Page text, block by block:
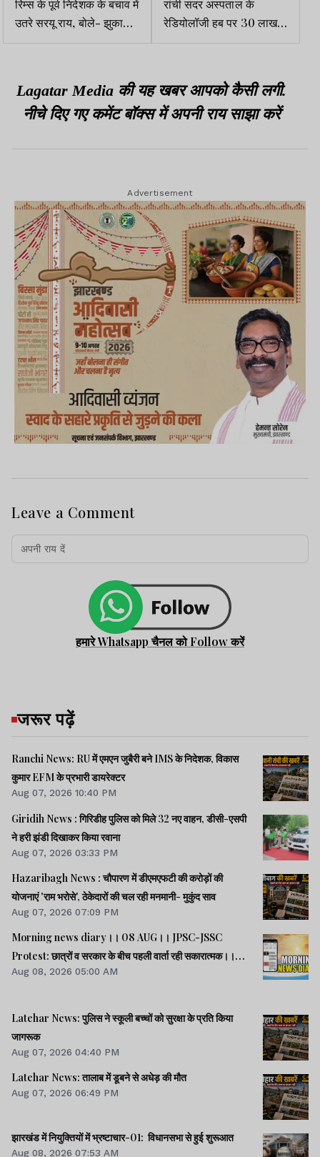
रिम्स के पूर्व निदेशक के बचाव में
उतरे सरयू राय, बोले- झुका
नहीं सके तो CID भेज दिया
रांची सदर अस्पताल के
रेडियोलॉजी हब पर 30 लाख
खर्च करेगी सरकार
Lagatar Media की यह खबर आपको कैसी लगी.
नीचे दिए गए कमेंट बॉक्स में अपनी राय साझा करें
Advertisement
Leave a Comment
हमारे Whatsapp चैनल को Follow करें
जरूर पढ़ें
Ranchi News: RU में एमएन जुबैरी बने IMS के निदेशक, विकास
कुमार EFM के प्रभारी डायरेक्टर
Aug 07, 2026 10:40 PM
Giridih News : गिरिडीह पुलिस को मिले 32 नए वाहन, डीसी-एसपी
ने हरी झंडी दिखाकर किया रवाना
Aug 07, 2026 03:33 PM
Hazaribagh News : चौपारण में डीएमएफटी की करोड़ों की
योजनाएं 'राम भरोसे', ठेकेदारों की चल रही मनमानी- मुकुंद साव
Aug 07, 2026 07:09 PM
Morning news diary।। 08 AUG।। JPSC-JSSC
Protest: छात्रों व सरकार के बीच पहली वार्ता रही सकारात्मक।।
साइबर क्राइम मामलों की जांच में झारखंड पुलिस फिसड्डी।।संसद में
Aug 08, 2026 05:00 AM
Latehar News: पुलिस ने स्कूली बच्चों को सुरक्षा के प्रति किया
जागरूक
Aug 07, 2026 04:40 PM
Latehar News: तालाब में डूबने से अधेड़ की मौत
Aug 07, 2026 06:49 PM
झारखंड में नियुक्तियों में भ्रष्टाचार-01: विधानसभा से हुई शुरूआत
Aug 08, 2026 07:53 AM